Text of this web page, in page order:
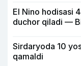
El Nino hodisasi
duchor qiladi —
Sirdaryoda 10
qamaldi